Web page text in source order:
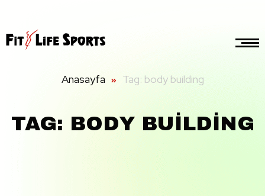
Anasayfa Tag: body building
TAG: BODY BUILDING